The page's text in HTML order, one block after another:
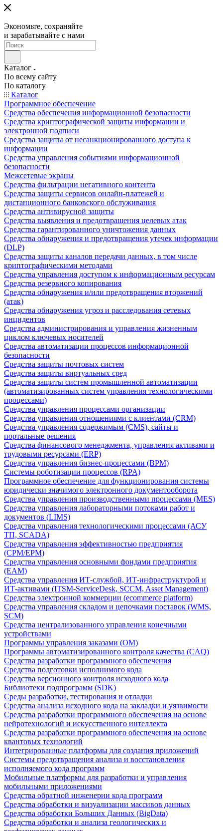
Экономьте, сохраняйте
и зарабатывайте с нами
Каталог
По всему сайту
По каталогу
Каталог
Программное обеспечение
Средства обеспечения информационной безопасности
Средства криптографической защиты информации и
электронной подписи
Средства защиты от несанкционированного доступа к
информации
Средства управления событиями информационной
безопасности
Межсетевые экраны
Средства фильтрации негативного контента
Средства защиты сервисов онлайн-платежей и
дистанционного банковского обслуживания
Средства антивирусной защиты
Средства выявления и предотвращения целевых атак
Средства гарантированного уничтожения данных
Средства обнаружения и предотвращения утечек информации
(DLP)
Средства защиты каналов передачи данных, в том числе
криптографическими методами
Средства управления доступом к информационным ресурсам
Средства резервного копирования
Средства обнаружения и/или предотвращения вторжений
(атак)
Средства обнаружения угроз и расследования сетевых
инцидентов
Средства администрирования и управления жизненным
циклом ключевых носителей
Средства автоматизации процессов информационной
безопасности
Средства защиты почтовых систем
Средства защиты виртуальных сред
Средства защиты систем промышленной автоматизации
(автоматизированных систем управления технологическими
процессами)
Средства управления процессами организации
Средства управления отношениями с клиентами (CRM)
Средства управления содержимым (CMS), сайты и
портальные решения
Средства финансового менеджмента, управления активами и
трудовыми ресурсами (ERP)
Средства управления бизнес-процессами (BPM)
Системы роботизации процессов (RPA)
Программное обеспечение для функционирования системы
юридически значимого электронного документооборота
Средства управления производственными процессами (MES)
Средства управления лабораторными потоками работ и
документов (LIMS)
Средства управления технологическими процессами (АСУ
ТП, SCADA)
Средства управления эффективностью предприятия
(CPM/EPM)
Средства управления основными фондами предприятия
(EAM)
Средства управления ИТ-службой, ИТ-инфраструктурой и
ИТ-активами (ITSM-ServiceDesk, SCCM, Asset Management)
Средства электронной коммерции (ecommerce platform)
Средства управления складом и цепочками поставок (WMS,
SCM)
Средства централизованного управления конечными
устройствами
Программы управления заказами (OM)
Программы автоматизированного контроля качества (CAQ)
Средства разработки программного обеспечения
Средства подготовки исполнимого кода
Средства версионного контроля исходного кода
Библиотеки подпрограмм (SDK)
Среды разработки, тестирования и отладки
Средства анализа исходного кода на закладки и уязвимости
Средства разработки программного обеспечения на основе
нейротехнологий и искусственного интеллекта
Средства разработки программного обеспечения на основе
квантовых технологий
Интегрированные платформы для создания приложений
Системы предотвращения анализа и восстановления
исполняемого кода программ
Мобильные платформы для разработки и управления
мобильными приложениями
Средства обратной инженерии кода программ
Средства обработки и визуализации массивов данных
Средства обработки Больших Данных (BigData)
Средства обработки и анализа геологических и